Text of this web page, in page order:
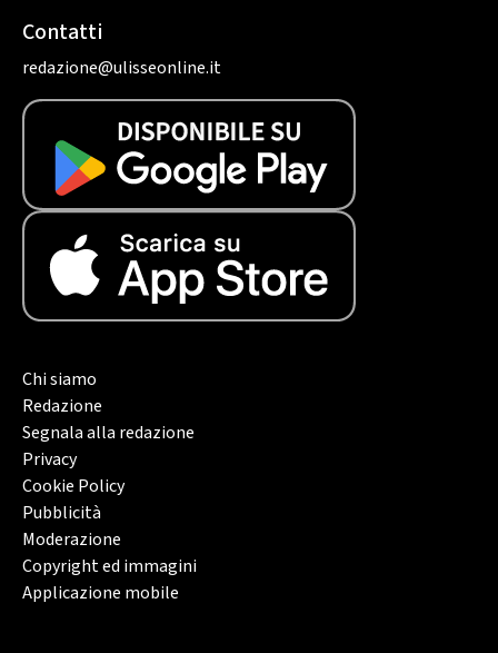
Contatti
redazione@ulisseonline.it
Chi siamo
Redazione
Segnala alla redazione
Privacy
Cookie Policy
Pubblicità
Moderazione
Copyright ed immagini
Applicazione mobile